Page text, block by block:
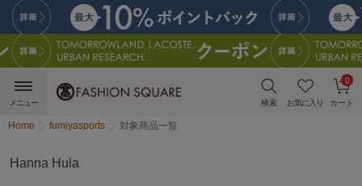
検索 お気に入り カート
0
メニュー
Home fumiyasports 対象商品一覧
Hanna Hula